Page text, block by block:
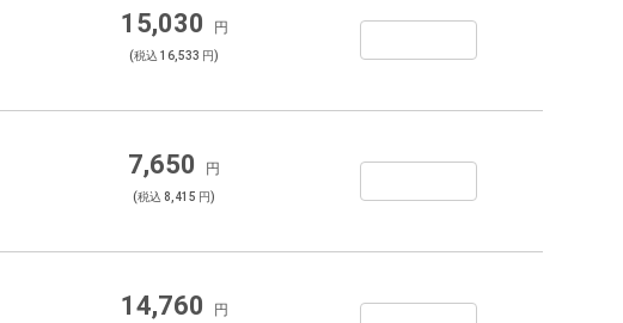
15,030 円
(税込 16,533 円)
7,650 円
(税込 8,415 円)
14,760 円